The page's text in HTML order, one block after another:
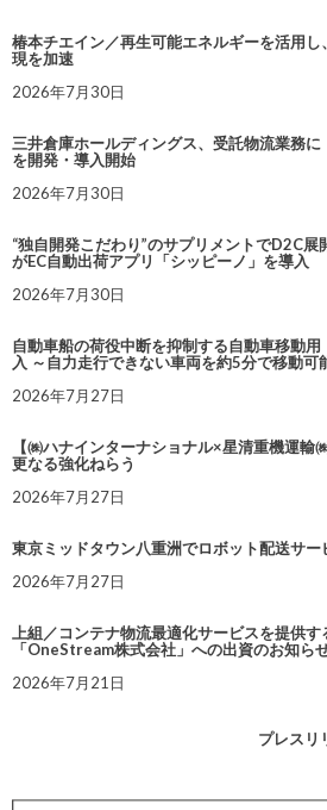
椿本チエイン／再生可能エネルギーを活用
現を加速
2026年7月30日
三井倉庫ホールディングス、受託物流業務に
を開発・導入開始
2026年7月30日
“独自開発こだわり”のサプリメントでD2C展
がEC自動出荷アプリ「シッピーノ」を導入
2026年7月30日
自動車船の荷役中断を抑制する自動車移動
入 ～自力走行できない車両を約5分で移動可
2026年7月27日
【㈱ハナインターナショナル×星清重機運輸
更なる強化ねらう
2026年7月27日
東京ミッドタウン八重洲でロボット配送サー
2026年7月27日
上組／コンテナ物流最適化サービスを提供
「OneStream株式会社」への出資のお知ら
2026年7月21日
プレスリ